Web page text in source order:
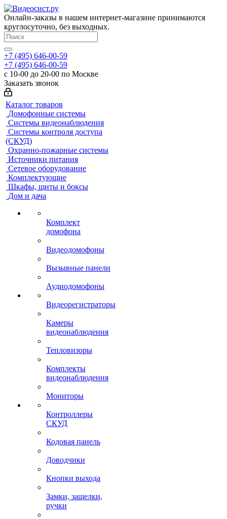
Онлайн-заказы в нашем интернет-магазине принимаются
круглосуточно, без выходных.
+7 (495) 646-00-59
+7 (495) 646-00-59
с 10-00 до 20-00 по Москве
Заказать звонок
Каталог товаров
Домофонные системы
Системы видеонаблюдения
Системы контроля доступа
(СКУД)
Охранно-пожарные системы
Источники питания
Сетевое оборудование
Комплектующие
Шкафы, щиты и боксы
Дом и дача
Комплект
домофона
Видеодомофоны
Вызывные панели
Аудиодомофоны
Видеорегистраторы
Камеры
видеонаблюдения
Тепловизоры
Комплекты
видеонаблюдения
Мониторы
Контроллеры
СКУД
Кодовая панель
Доводчики
Кнопки выхода
Замки, защелки,
ручки